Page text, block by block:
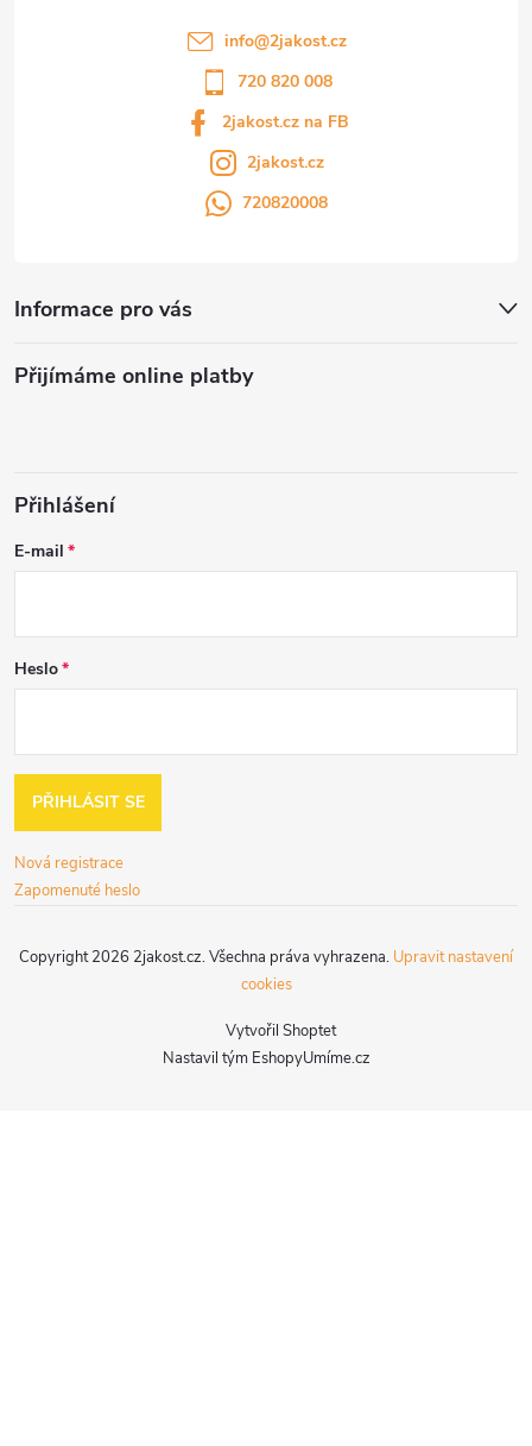
info@2jakost.cz
720 820 008
2jakost.cz na FB
2jakost.cz
720820008
Informace pro vás
Přijímáme online platby
Přihlášení
E-mail
Heslo
PŘIHLÁSIT SE
Nová registrace
Zapomenuté heslo
Vytvořil Shoptet
Nastavil tým EshopyUmíme.cz
Copyright 2026 2jakost.cz. Všechna práva vyhrazena. Upravit nastavení
cookies